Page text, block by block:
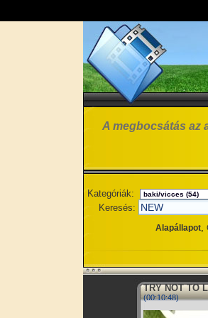
A megbocsátás az
Kategóriák:
Keresés:
Alapállapot,
TRY NOT TO
(00:10:48)